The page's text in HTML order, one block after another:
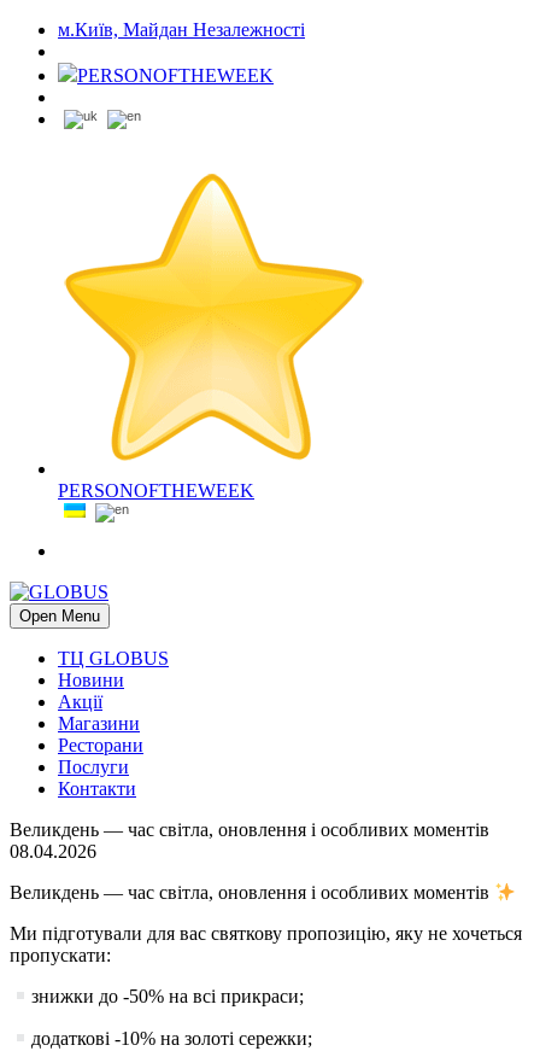
м.Київ, Майдан Незалежності
PERSONOFTHEWEEK
PERSONOFTHEWEEK
Open Menu
ТЦ GLOBUS
Новини
Акції
Магазини
Ресторани
Послуги
Контакти
Великдень — час світла, оновлення і особливих моментів
08.04.2026
Великдень — час світла, оновлення і особливих моментів
Ми підготували для вас святкову пропозицію, яку не хочеться
пропускати:
знижки до -50% на всі прикраси;
додаткові -10% на золоті сережки;